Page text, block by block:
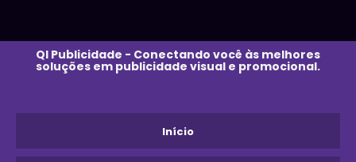
QI Publicidade - Conectando você às melhores
soluções em publicidade visual e promocional.
Início